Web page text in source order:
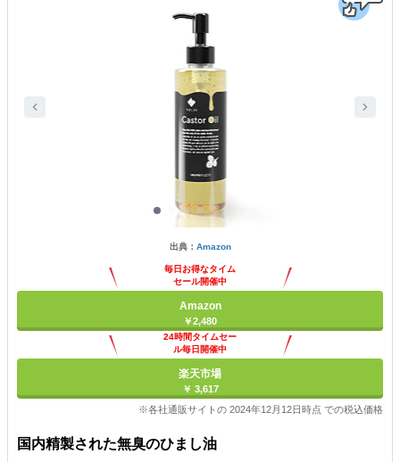
出典： Amazon
毎日お得なタイム
セール開催中
Amazon
￥2,480
24時間タイムセー
ル毎日開催中
楽天市場
￥ 3,617
※各社通販サイトの 2024年12月12日時点 での税込価格
国内精製された無臭のひまし油